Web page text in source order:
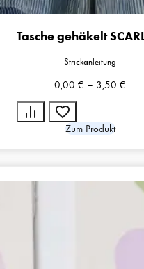
Tasche gehäkelt
Strickanleitung
0,00 € – 3,50 €
Zum Produkt